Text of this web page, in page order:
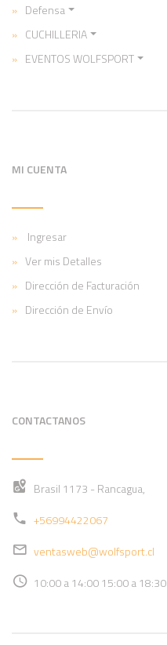
Defensa
CUCHILLERIA
EVENTOS WOLFSPORT
MI CUENTA
Ingresar
Ver mis Detalles
Dirección de Facturación
Dirección de Envío
CONTACTANOS
Brasil 1173 - Rancagua,
+56994422067
ventasweb@wolfsport.cl
10:00 a 14:00 15:00 a 18:30